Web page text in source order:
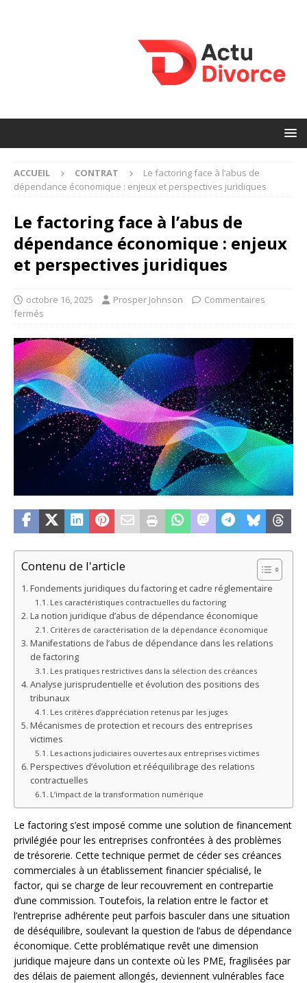
ACCUEIL CONTRAT
Le factoring face à l’abus de
dépendance économique : enjeux et perspectives juridiques
Le factoring face à l’abus de
dépendance économique : enjeux
et perspectives juridiques
octobre 16, 2025 Prosper Johnson
Commentaires
fermés
Contenu de l'article
Fondements juridiques du factoring et cadre réglementaire
Les caractéristiques contractuelles du factoring
La notion juridique d’abus de dépendance économique
Critères de caractérisation de la dépendance économique
Manifestations de l’abus de dépendance dans les relations
de factoring
Les pratiques restrictives dans la sélection des créances
Analyse jurisprudentielle et évolution des positions des
tribunaux
Les critères d’appréciation retenus par les juges
Mécanismes de protection et recours des entreprises
victimes
Les actions judiciaires ouvertes aux entreprises victimes
Perspectives d’évolution et rééquilibrage des relations
contractuelles
L’impact de la transformation numérique
Le factoring s’est imposé comme une solution de financement
privilégiée pour les entreprises confrontées à des problèmes
de trésorerie. Cette technique permet de céder ses créances
commerciales à un établissement financier spécialisé, le
factor, qui se charge de leur recouvrement en contrepartie
d’une commission. Toutefois, la relation entre le factor et
l’entreprise adhérente peut parfois basculer dans une situation
de déséquilibre, soulevant la question de l’abus de dépendance
économique. Cette problématique revêt une dimension
juridique majeure dans un contexte où les PME, fragilisées par
des délais de paiement allongés, deviennent vulnérables face